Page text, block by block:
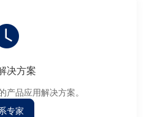
决方案
品应用解决方案。
专家